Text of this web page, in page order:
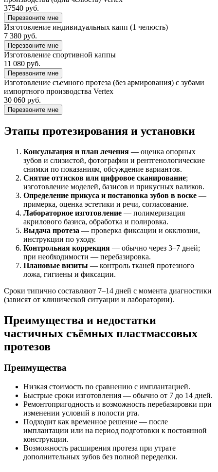
37540 руб.
Перезвоните мне
Изготовление индивидуальных капп (1 челюсть)
7 380 руб.
Перезвоните мне
Изготовление спортивной каппы
11 080 руб.
Перезвоните мне
Изготовление съемного протеза (без армирования) с зубами
импортного производства Vertex
30 060 руб.
Перезвоните мне
Этапы протезирования и установки
Консультация и план лечения — оценка опорных
зубов и слизистой, фотографии и рентгенологические
снимки по показаниям, обсуждение вариантов.
Снятие оттисков или цифровое сканирование;
изготовление моделей, базисов и прикусных валиков.
Определение прикуса и постановка зубов в воске —
примерка, оценка эстетики и речи, согласование.
Лабораторное изготовление — полимеризация
акрилового базиса, обработка и полировка.
Выдача протеза — проверка фиксации и окклюзии,
инструкции по уходу.
Контрольная коррекция — обычно через 3–7 дней;
при необходимости — перебазировка.
Плановые визиты — контроль тканей протезного
ложа, гигиены и фиксации.
Сроки типично составляют 7–14 дней с момента диагностики
(зависят от клинической ситуации и лаборатории).
Преимущества и недостатки
частичных съёмных пластмассовых
протезов
Преимущества
Низкая стоимость по сравнению с имплантацией.
Быстрые сроки изготовления — обычно от 7 до 14 дней.
Ремонтопригодность и возможность перебазировки при
изменении условий в полости рта.
Подходит как временное решение — после
имплантации или на период подготовки к постоянной
конструкции.
Возможность расширения протеза при утрате
дополнительных зубов без полной переделки.